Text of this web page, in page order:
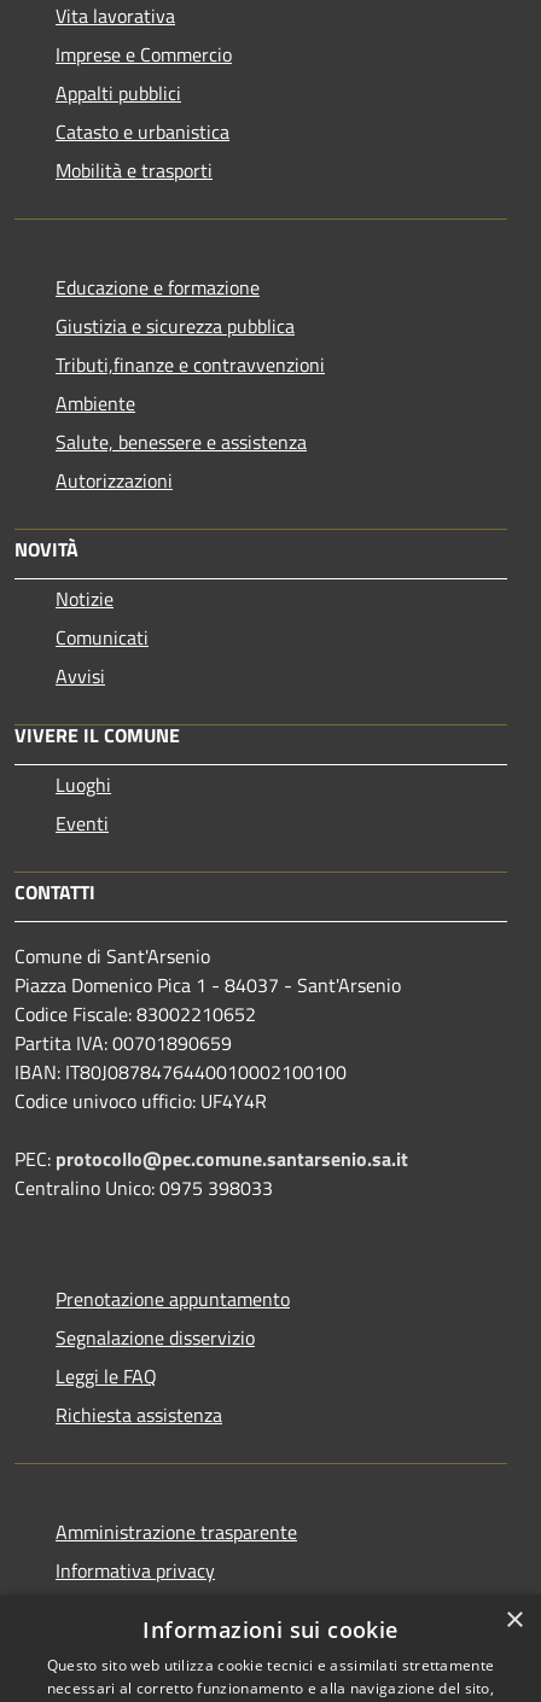
Vita lavorativa
Imprese e Commercio
Appalti pubblici
Catasto e urbanistica
Mobilità e trasporti
Educazione e formazione
Giustizia e sicurezza pubblica
Tributi,finanze e contravvenzioni
Ambiente
Salute, benessere e assistenza
Autorizzazioni
NOVITÀ
Notizie
Comunicati
Avvisi
VIVERE IL COMUNE
Luoghi
Eventi
CONTATTI
Comune di Sant'Arsenio
Piazza Domenico Pica 1 - 84037 - Sant'Arsenio
Codice Fiscale: 83002210652
Partita IVA: 00701890659
IBAN: IT80J0878476440010002100100
Codice univoco ufficio: UF4Y4R
PEC: protocollo@pec.comune.santarsenio.sa.it
Centralino Unico: 0975 398033
Prenotazione appuntamento
Segnalazione disservizio
Leggi le FAQ
Richiesta assistenza
Amministrazione trasparente
Informativa privacy
Dichiarazione di accessibilità
×
Informazioni sui cookie
Questo sito web utilizza cookie tecnici e assimilati strettamente
necessari al corretto funzionamento e alla navigazione del sito,